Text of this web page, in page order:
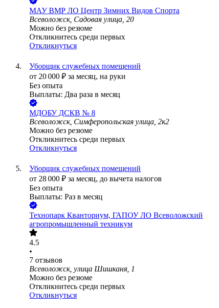
МАУ ВМР ЛО Центр Зимних Видов Спорта
Всеволожск, Садовая улица, 20
Можно без резюме
Откликнитесь среди первых
Откликнуться
Уборщик служебных помещений
от 20 000 ₽ за месяц, на руки
Без опыта
Выплаты: Два раза в месяц
МДОБУ ДСКВ № 8
Всеволожск, Симферопольская улица, 2к2
Можно без резюме
Откликнитесь среди первых
Откликнуться
Уборщик служебных помещений
от 28 000 ₽ за месяц, до вычета налогов
Без опыта
Выплаты: Раз в месяц
Технопарк Кванториум, ГАПОУ ЛО Всеволожский
агропромышленный техникум
4.5
•
7 отзывов
Всеволожск, улица Шишканя, 1
Можно без резюме
Откликнитесь среди первых
Откликнуться